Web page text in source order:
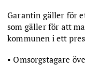
Garantin gäller för
som gäller för att
kommunen i ett
• Omsorgstagare